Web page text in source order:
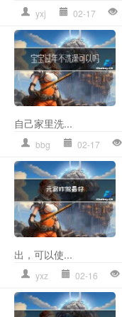
yxj 02-17
自己家里洗...
bbg 02-17
出，可以使...
yxz 02-16